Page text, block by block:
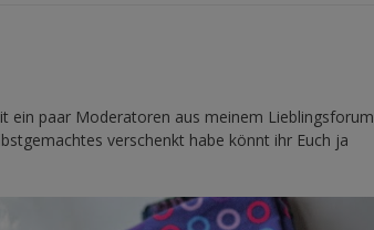
ein paar Moderatoren aus meinem Lieblingsforum
verschenkt habe könnt ihr Euch ja